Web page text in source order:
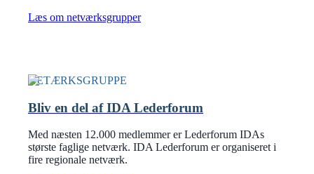
Læs om netværksgrupper
NETÆRKSGRUPPE
Bliv en del af IDA Lederforum
Med næsten 12.000 medlemmer er Lederforum IDAs
største faglige netværk. IDA Lederforum er organiseret i
fire regionale netværk.